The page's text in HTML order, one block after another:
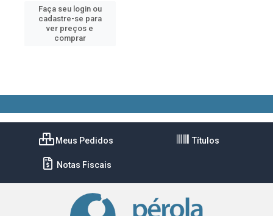
Faça seu login ou
cadastre-se para
ver preços e
comprar
Meus Pedidos Títulos
Notas Fiscais